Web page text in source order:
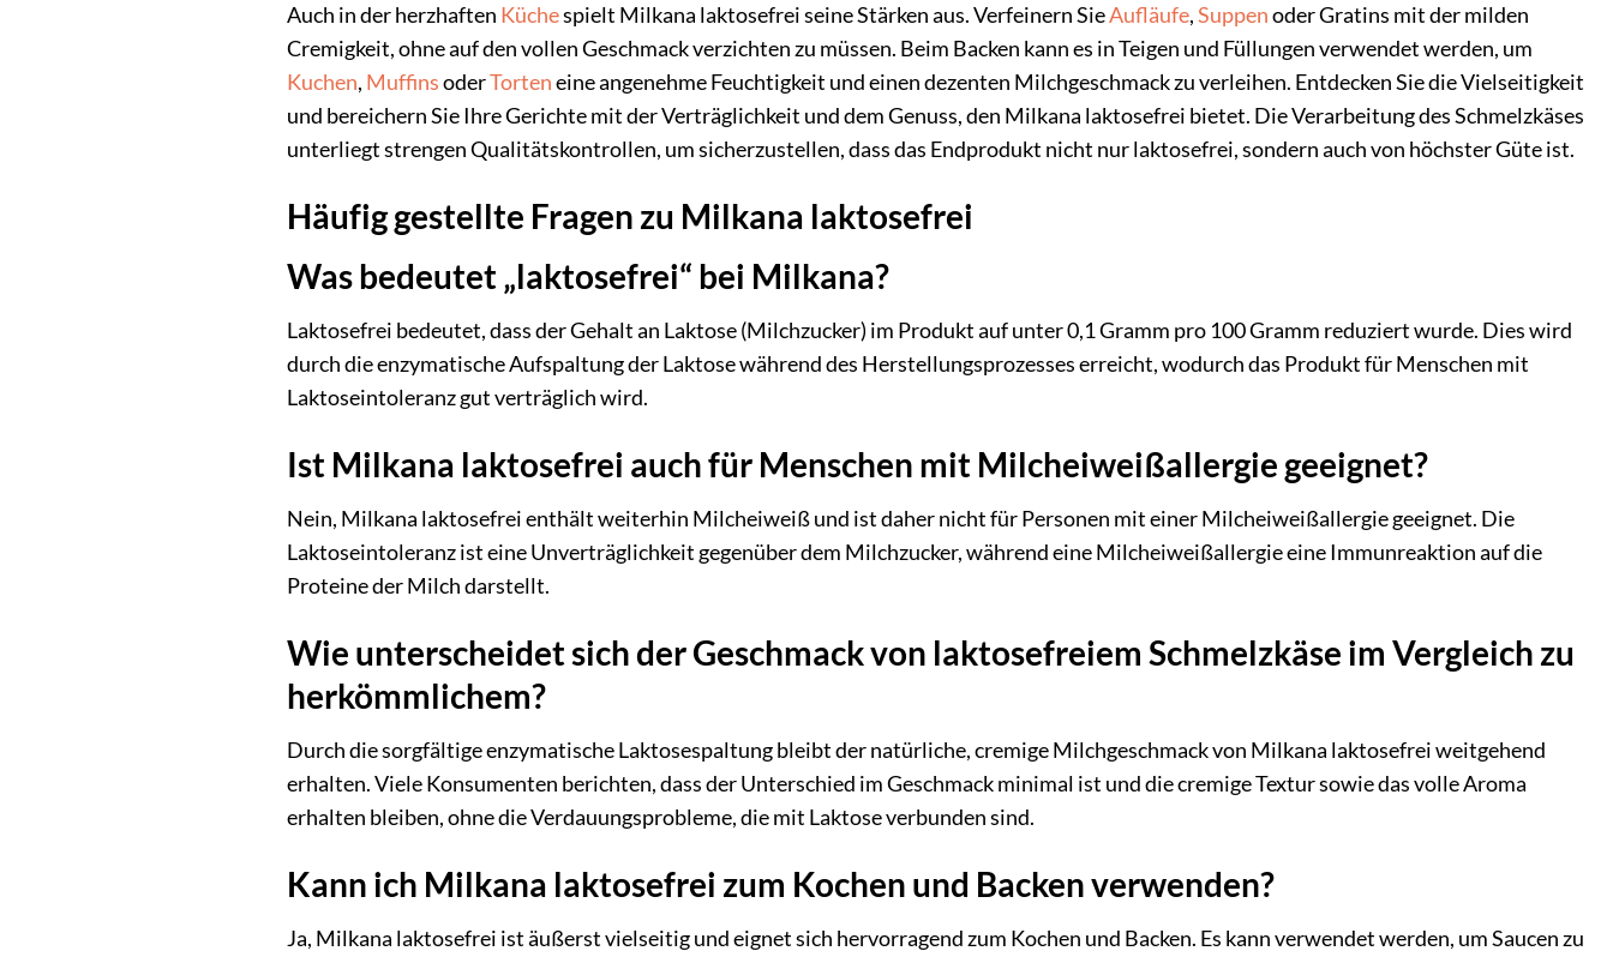
Auch in der herzhaften Küchespielt Milkana laktosefrei seine Stärken aus. Verfeinern SieAufläufe,Suppenoder Gratins mit der milden
Cremigkeit, ohne auf den vollen Geschmack verzichten zu müssen. Beim Backen kann es in Teigen und Füllungen verwendet werden, um
Kuchen, MuffinsoderTorteneine angenehme Feuchtigkeit und einen dezenten Milchgeschmack zu verleihen. Entdecken Sie die Vielseitigkeit
und bereichern Sie Ihre Gerichte mit der Verträglichkeit und dem Genuss, den Milkana laktosefrei bietet. Die Verarbeitung des Schmelzkäses
unterliegt strengen Qualitätskontrollen, um sicherzustellen, dass das Endprodukt nicht nur laktosefrei, sondern auch von höchster Güte ist.
Häufig gestellte Fragen zu Milkana laktosefrei
Was bedeutet „laktosefrei“ bei Milkana?
Laktosefrei bedeutet, dass der Gehalt an Laktose (Milchzucker) im Produkt auf unter 0,1 Gramm pro 100 Gramm reduziert wurde. Dies wird
durch die enzymatische Aufspaltung der Laktose während des Herstellungsprozesses erreicht, wodurch das Produkt für Menschen mit
Laktoseintoleranz gut verträglich wird.
Ist Milkana laktosefrei auch für Menschen mit Milcheiweißallergie geeignet?
Nein, Milkana laktosefrei enthält weiterhin Milcheiweiß und ist daher nicht für Personen mit einer Milcheiweißallergie geeignet. Die
Laktoseintoleranz ist eine Unverträglichkeit gegenüber dem Milchzucker, während eine Milcheiweißallergie eine Immunreaktion auf die
Proteine der Milch darstellt.
Wie unterscheidet sich der Geschmack von laktosefreiem Schmelzkäse im Vergleich zu
herkömmlichem?
Durch die sorgfältige enzymatische Laktosespaltung bleibt der natürliche, cremige Milchgeschmack von Milkana laktosefrei weitgehend
erhalten. Viele Konsumenten berichten, dass der Unterschied im Geschmack minimal ist und die cremige Textur sowie das volle Aroma
erhalten bleiben, ohne die Verdauungsprobleme, die mit Laktose verbunden sind.
Kann ich Milkana laktosefrei zum Kochen und Backen verwenden?
Ja, Milkana laktosefrei ist äußerst vielseitig und eignet sich hervorragend zum Kochen und Backen. Es kann verwendet werden, um Saucen zu